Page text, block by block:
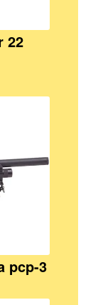
22
pcp-3